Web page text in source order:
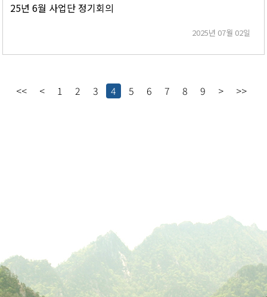
25년 6월 사업단 정기회의
2025년 07월 02일
<< < 1 2 3 4 5 6 7 8 9 > >>